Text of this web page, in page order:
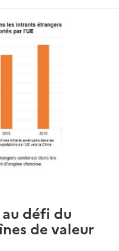
défi du
de valeur